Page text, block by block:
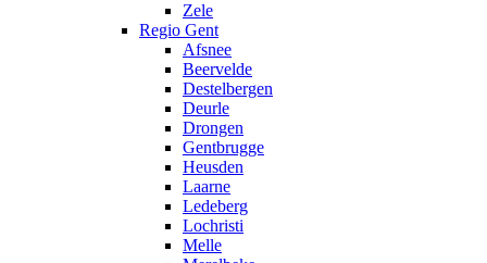
Zele
Regio Gent
Afsnee
Beervelde
Destelbergen
Deurle
Drongen
Gentbrugge
Heusden
Laarne
Ledeberg
Lochristi
Melle